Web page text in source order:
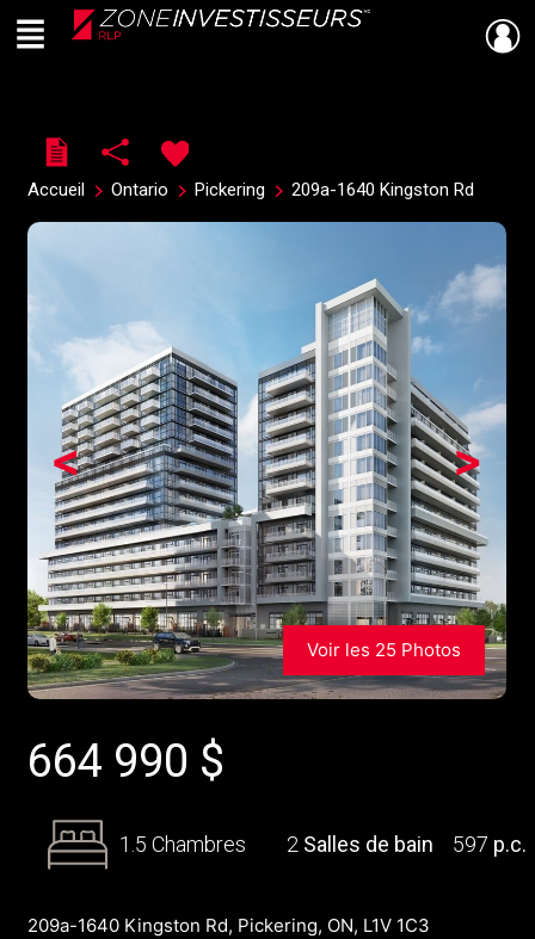
Live
En Direct
Menu
Accueil Ontario Pickering 209a-1640 Kingston Rd
>
<
Voir les 25 Photos
664 990 $
1.5 Chambres 2 Salles de bain 597 p.c.
209a-1640 Kingston Rd, Pickering, ON, L1V 1C3